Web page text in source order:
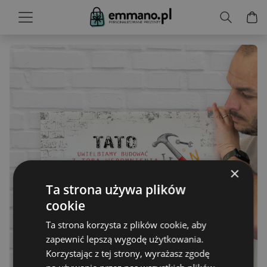
×
Ta strona używa plików
cookie
Ta strona korzysta z plików cookie, aby
zapewnić lepszą wygodę użytkowania.
Korzystając z tej strony, wyrażasz zgodę